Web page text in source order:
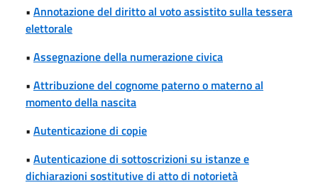
• Annotazione del diritto al voto assistito sulla tessera
elettorale
• Assegnazione della numerazione civica
• Attribuzione del cognome paterno o materno al
momento della nascita
• Autenticazione di copie
• Autenticazione di sottoscrizioni su istanze e
dichiarazioni sostitutive di atto di notorietà